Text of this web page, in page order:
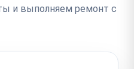
и выполняем ремонт с